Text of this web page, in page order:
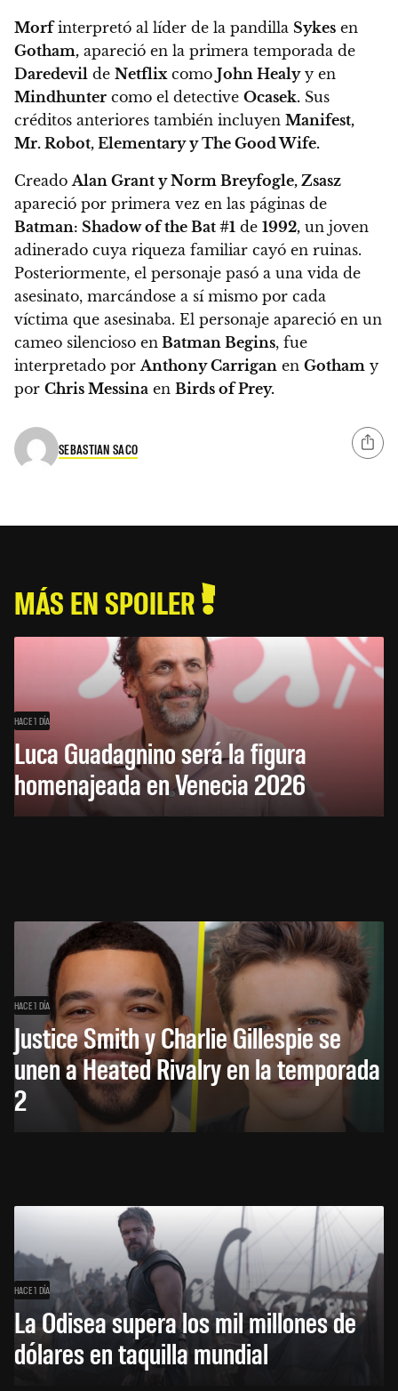
Morfinterpretó al líder de la pandilla Sykes en
Gotham, apareció en la primera temporada de
Daredevil de Netflix como John Healyy en
Mindhunter como el detective Ocasek. Sus
créditos anteriores también incluyen Manifest,
Mr. Robot, Elementary y The Good Wife.
Creado Alan Grant y Norm Breyfogle, Zsasz
apareció por primera vez en las páginas de
Batman: Shadow of the Bat #1 de 1992, un joven
adinerado cuya riqueza familiar cayó en ruinas.
Posteriormente, el personaje pasó a una vida de
asesinato, marcándose a sí mismo por cada
víctima que asesinaba. El personaje apareció en un
cameo silencioso en Batman Begins, fue
interpretado por Anthony Carrigan en Gotham y
por Chris Messina en Birds of Prey.
SEBASTIAN SACO
MÁS EN SPOILER
HACE 1 DÍA
Luca Guadagnino será la figura
homenajeada en Venecia 2026
HACE 1 DÍA
Justice Smith y Charlie Gillespie se
unen a Heated Rivalry en la temporada
2
HACE 1 DÍA
La Odisea supera los mil millones de
dólares en taquilla mundial